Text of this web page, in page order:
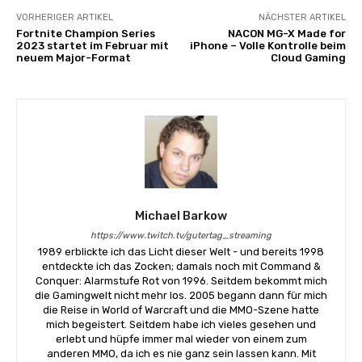
VORHERIGER ARTIKEL
Fortnite Champion Series
2023 startet im Februar mit
neuem Major-Format
NÄCHSTER ARTIKEL
NACON MG-X Made for
iPhone – Volle Kontrolle beim
Cloud Gaming
Michael Barkow
https://www.twitch.tv/gutertag_streaming
1989 erblickte ich das Licht dieser Welt - und bereits 1998
entdeckte ich das Zocken; damals noch mit Command &
Conquer: Alarmstufe Rot von 1996. Seitdem bekommt mich
die Gamingwelt nicht mehr los. 2005 begann dann für mich
die Reise in World of Warcraft und die MMO-Szene hatte
mich begeistert. Seitdem habe ich vieles gesehen und
erlebt und hüpfe immer mal wieder von einem zum
anderen MMO, da ich es nie ganz sein lassen kann. Mit